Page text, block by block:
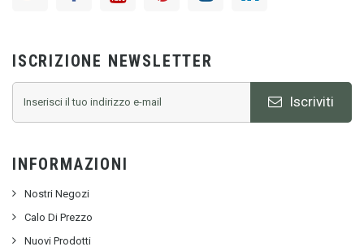
ISCRIZIONE NEWSLETTER
Iscriviti
INFORMAZIONI
Nostri Negozi
Calo Di Prezzo
Nuovi Prodotti